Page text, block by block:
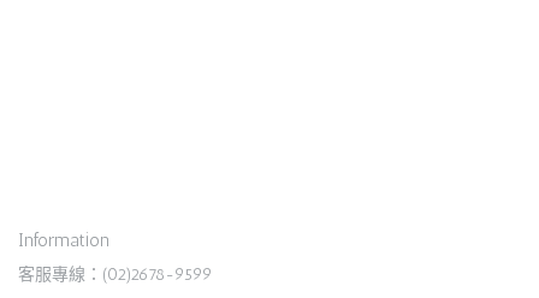
Information
客服專線：(02)2678-9599